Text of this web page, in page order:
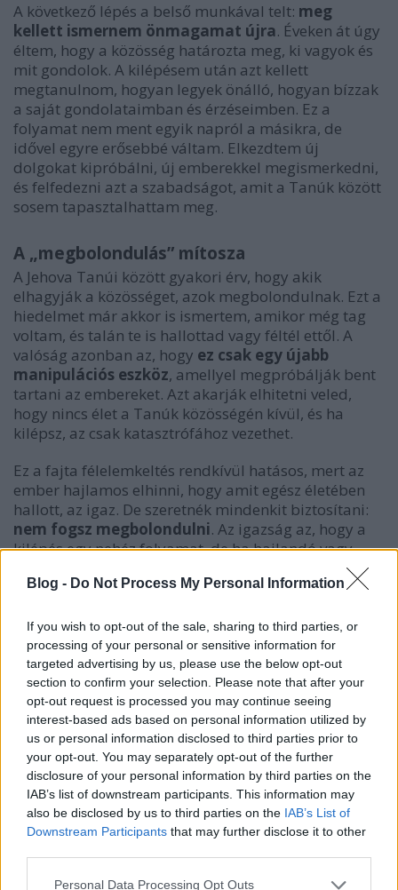
Blog - Do Not Process My Personal Information
If you wish to opt-out of the sale, sharing to third parties, or
processing of your personal or sensitive information for
targeted advertising by us, please use the below opt-out
section to confirm your selection. Please note that after your
opt-out request is processed you may continue seeing
interest-based ads based on personal information utilized by
us or personal information disclosed to third parties prior to
your opt-out. You may separately opt-out of the further
disclosure of your personal information by third parties on the
IAB’s list of downstream participants. This information may
also be disclosed by us to third parties on the IAB’s List of
Downstream Participants that may further disclose it to other
Please note that this website/app uses one or more Google
Personal Data Processing Opt Outs
A következő lépés a belső munkával telt: meg
kellett ismernem önmagamat újra. Éveken át úgy
éltem, hogy a közösség határozta meg, ki vagyok és
mit gondolok. A kilépésem után azt kellett
megtanulnom, hogyan legyek önálló, hogyan bízzak
a saját gondolataimban és érzéseimben. Ez a
folyamat nem ment egyik napról a másikra, de
idővel egyre erősebbé váltam. Elkezdtem új
dolgokat kipróbálni, új emberekkel megismerkedni,
és felfedezni azt a szabadságot, amit a Tanúk között
sosem tapasztalhattam meg.
A „megbolondulás” mítosza
A Jehova Tanúi között gyakori érv, hogy akik
elhagyják a közösséget, azok megbolondulnak. Ezt a
hiedelmet már akkor is ismertem, amikor még tag
voltam, és talán te is hallottad vagy féltél ettől. A
valóság azonban az, hogy ez csak egy újabb
manipulációs eszköz, amellyel megpróbálják bent
tartani az embereket. Azt akarják elhitetni veled,
hogy nincs élet a Tanúk közösségén kívül, és ha
kilépsz, az csak katasztrófához vezethet.
Ez a fajta félelemkeltés rendkívül hatásos, mert az
ember hajlamos elhinni, hogy amit egész életében
hallott, az igaz. De szeretnék mindenkit biztosítani:
nem fogsz megbolondulni. Az igazság az, hogy a
kilépés egy nehéz folyamat, de ha hajlandó vagy
boldog és teljes.
Az évek során megértettem, hogy a „megbolondulás”
mítosza valójában csak arról szól, hogy
megakadályozzák az embereket abban, hogy
elhagyják a közösséget. Azok, akik elhagyják,
természetesen nehéz időszakon mennek keresztül,
hiszen el kell engedniük a régi hiedelmeket és új
identitást kell építeniük. Ez a folyamat sok érzelmi
munkát igényel, de ez nem egyenlő azzal, hogy
„megbolondulsz”.
Jól vagyok, és te is rendben leszel